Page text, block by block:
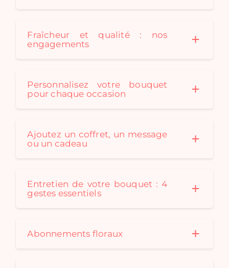
Fraîcheur et qualité : nos
engagements
Personnalisez votre bouquet
pour chaque occasion
Ajoutez un coffret, un message
ou un cadeau
Entretien de votre bouquet : 4
gestes essentiels
Abonnements floraux